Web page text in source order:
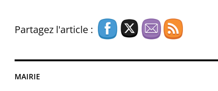
MAIRIE
Partagez l'article :